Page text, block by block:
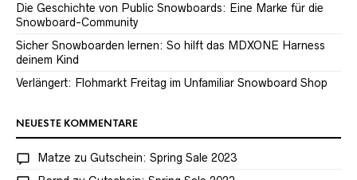
Die Geschichte von Public Snowboards: Eine Marke für die
Snowboard-Community
Sicher Snowboarden lernen: So hilft das MDXONE Harness
deinem Kind
Verlängert: Flohmarkt Freitag im Unfamiliar Snowboard Shop
NEUESTE KOMMENTARE
Matze zu Gutschein: Spring Sale 2023